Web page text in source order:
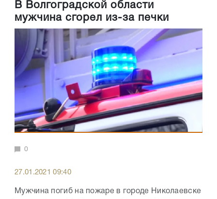
В Волгоградской области
мужчина сгорел из-за печки
0
27.01.2021 09:40
Мужчина погиб на пожаре в городе Николаевске